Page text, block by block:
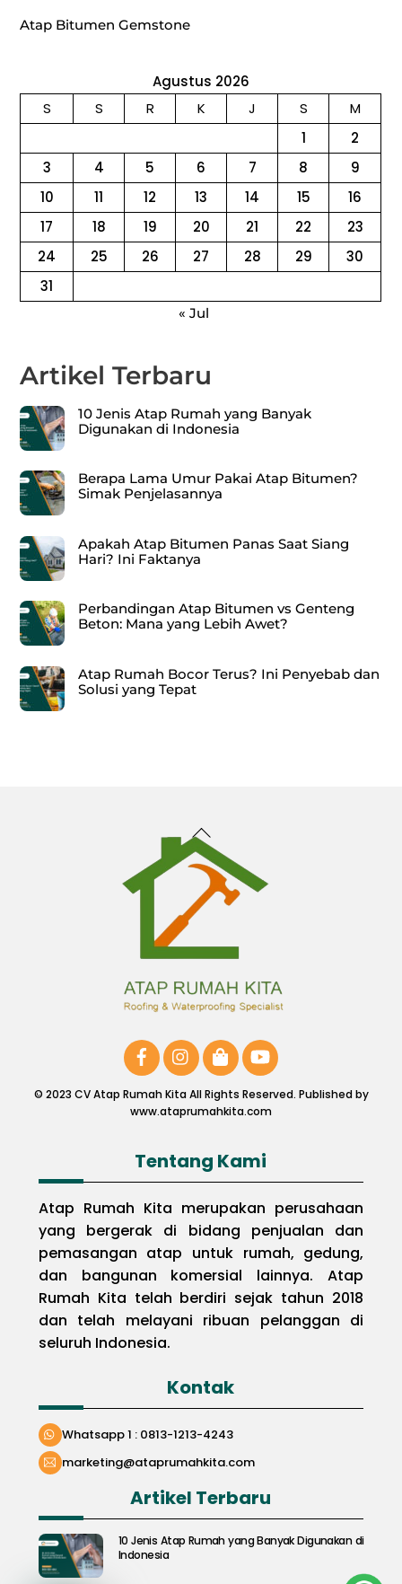
Atap Bitumen Gemstone
Agustus 2026
S
S R K J S
M
1
2
3
4 5 6 7 8
9
10
11 12 13 14 15
16
17
18 19 20 21 22
23
24
25 26 27 28 29
30
31
« Jul
Artikel Terbaru
10 Jenis Atap Rumah yang Banyak
Digunakan di Indonesia
Berapa Lama Umur Pakai Atap Bitumen?
Simak Penjelasannya
Apakah Atap Bitumen Panas Saat Siang
Hari? Ini Faktanya
Perbandingan Atap Bitumen vs Genteng
Beton: Mana yang Lebih Awet?
Atap Rumah Bocor Terus? Ini Penyebab dan
Solusi yang Tepat
Back
To
Top
© 2023 CV Atap Rumah Kita All Rights Reserved. Published by
www.ataprumahkita.com
Tentang Kami
Atap Rumah Kita merupakan perusahaan
yang bergerak di bidang penjualan dan
pemasangan atap untuk rumah, gedung,
dan bangunan komersial lainnya. Atap
Rumah Kita telah berdiri sejak tahun 2018
dan telah melayani ribuan pelanggan di
seluruh Indonesia.
Kontak
Whatsapp 1 : 0813-1213-4243
marketing@ataprumahkita.com
Artikel Terbaru
10 Jenis Atap Rumah yang Banyak Digunakan di
Indonesia